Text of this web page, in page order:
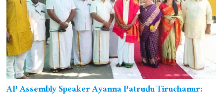
AP Assembly Speaker Ayanna Patrudu Tiruchanur: